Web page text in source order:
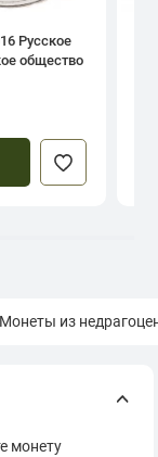
Русское
общество
Монеты из
монету